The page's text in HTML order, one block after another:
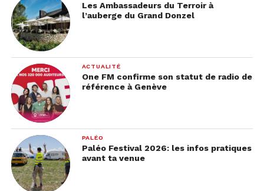
Les Ambassadeurs du Terroir à
l’auberge du Grand Donzel
ACTUALITÉ
One FM confirme son statut de radio de
référence à Genève
PALÉO
Paléo Festival 2026: les infos pratiques
avant ta venue